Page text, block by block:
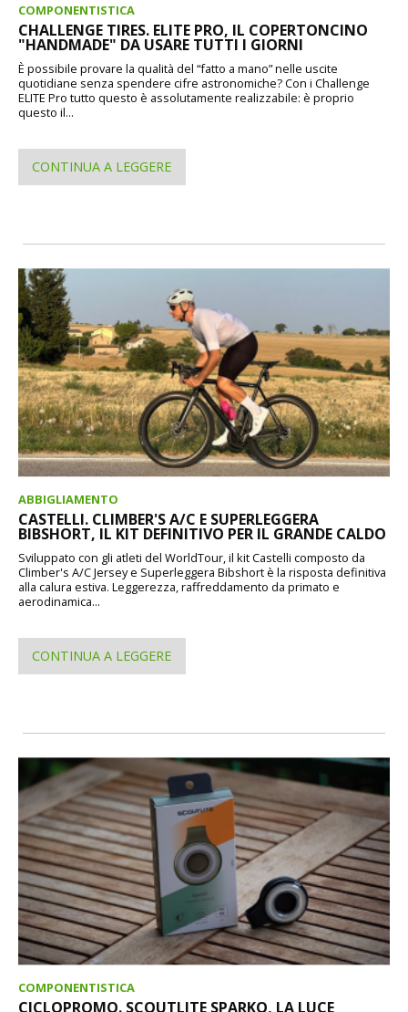
COMPONENTISTICA
CHALLENGE TIRES. ELITE PRO, IL COPERTONCINO
"HANDMADE" DA USARE TUTTI I GIORNI
È possibile provare la qualità del “fatto a mano” nelle uscite
quotidiane senza spendere cifre astronomiche? Con i Challenge
ELITE Pro tutto questo è assolutamente realizzabile: è proprio
questo il...
CONTINUA A LEGGERE
ABBIGLIAMENTO
CASTELLI. CLIMBER'S A/C E SUPERLEGGERA
BIBSHORT, IL KIT DEFINITIVO PER IL GRANDE CALDO
Sviluppato con gli atleti del WorldTour, il kit Castelli composto da
Climber's A/C Jersey e Superleggera Bibshort è la risposta definitiva
alla calura estiva. Leggerezza, raffreddamento da primato e
aerodinamica...
CONTINUA A LEGGERE
COMPONENTISTICA
CICLOPROMO. SCOUTLITE SPARKO, LA LUCE